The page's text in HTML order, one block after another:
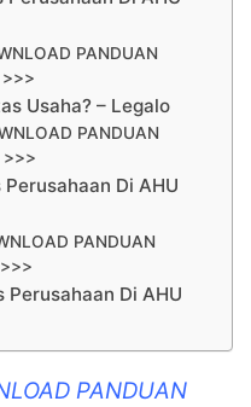
PANDUAN
>>>
Usaha? – Legalo
PANDUAN
>>>
Di AHU
PANDUAN
Perusahaan Di AHU
PANDUAN